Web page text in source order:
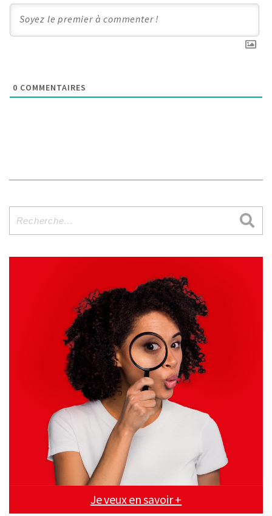
0 COMMENTAIRES
pour
Je veux en savoir +